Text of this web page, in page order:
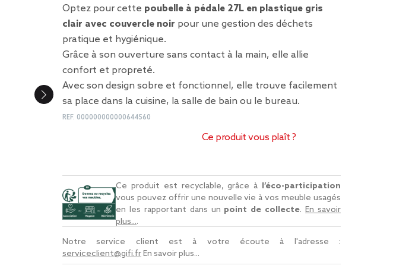
Optez pour cette poubelle à pédale 27L en plastique gris
clair avec couvercle noir pour une gestion des déchets
pratique et hygiénique.
Grâce à son ouverture sans contact à la main, elle allie
confort et propreté.
Avec son design sobre et fonctionnel, elle trouve facilement
sa place dans la cuisine, la salle de bain ou le bureau.
REF. 000000000000644560
Ce produit vous plaît ?
Ce produit est recyclable, grâce à l’éco-participation
vous pouvez offrir une nouvelle vie à vos meuble usagés
en les rapportant dans un point de collecte.En savoir
plus....
Notre service client est à votre écoute à l'adresse :
serviceclient@gifi.frEn savoir plus...